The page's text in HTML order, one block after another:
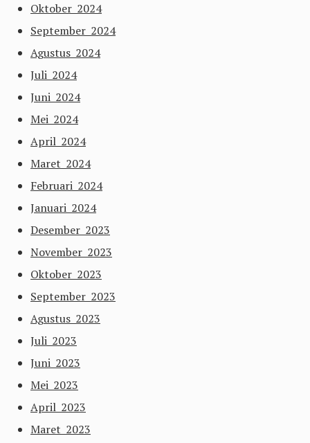
Oktober 2024
September 2024
Agustus 2024
Juli 2024
Juni 2024
Mei 2024
April 2024
Maret 2024
Februari 2024
Januari 2024
Desember 2023
November 2023
Oktober 2023
September 2023
Agustus 2023
Juli 2023
Juni 2023
Mei 2023
April 2023
Maret 2023